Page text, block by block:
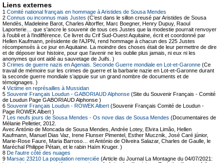
Liens externes
1 Comité national français en hommage à Aristides de Sousa Mendes
2 Connus ou inconnus mais Justes (C’est dans le sillon creusé par Aristides de Sousa
Mendès, Madeleine Barot, Charles Altorffer, Marc Boegner, Henry Dupuy, Raoul
Laporterie… que s'ancre le souvenir de tous ces Justes que la modestie pourrait renvoyer
à l’oubli et à l’indifférence. Ce livret du Crif Sud-Ouest Aquitaine, écrit et coordonné par
Hellen Kaufmann, présidente de l'AJPN, rend hommage à chacun des 225 Justes
récompensés à ce jour en Aquitaine. La moindre des choses était de leur permettre de dire
et de déposer leur histoire, pour que l’avenir ne les oublie plus jamais, ni eux ni les
anonymes qui ont aidé au sauvetage de Juifs. )
3 Crimes de guerre nazis en Agenais. Seconde Guerre mondiale en Lot-et-Garonne (Ce
travail de mémoire sur les crimes de guerre et la barbarie nazie en Lot-et-Garonne durant
la seconde guerre mondiale s’appuie sur un grand nombre de documents et de
témoignages. )
4 Victime en représailles à Mussidan
5 Souvenir Français Loudun - GABORIAUD Alphonse (Site du Souvenir Français - Comité
de Loudun Page GABORIAUD Alphonse )
6 Souvenir Français Loudun - ROWEK Albert (Souvenir Français Comité de Loudun -
Page ROWEK Albert )
7 Les neufs jours de Sousa Mendes - Os nove dias de Sousa Mendes (Documentaires de
Mélanie Pelletier, 2012.
Avec António de Moncada de Sousa Mendes, Andrée Lotey, Elvira Limão, Hellen
Kaufmann, Manuel Dias Vaz, Irene Flunser Pimentel, Esther Mucznik, José Caré júnior,
Marie-Rose Faure, Maria Barroso… et António de Oliveira Salazar, Charles de Gaulle, le
Maréchal Philippe Pétain, et le rabin Haïm Kruger. )
8 De l'autre côté des nuages
9 Marsac 23210 La population remerciée (Article du Journal La Montagne du 04/07/2021: